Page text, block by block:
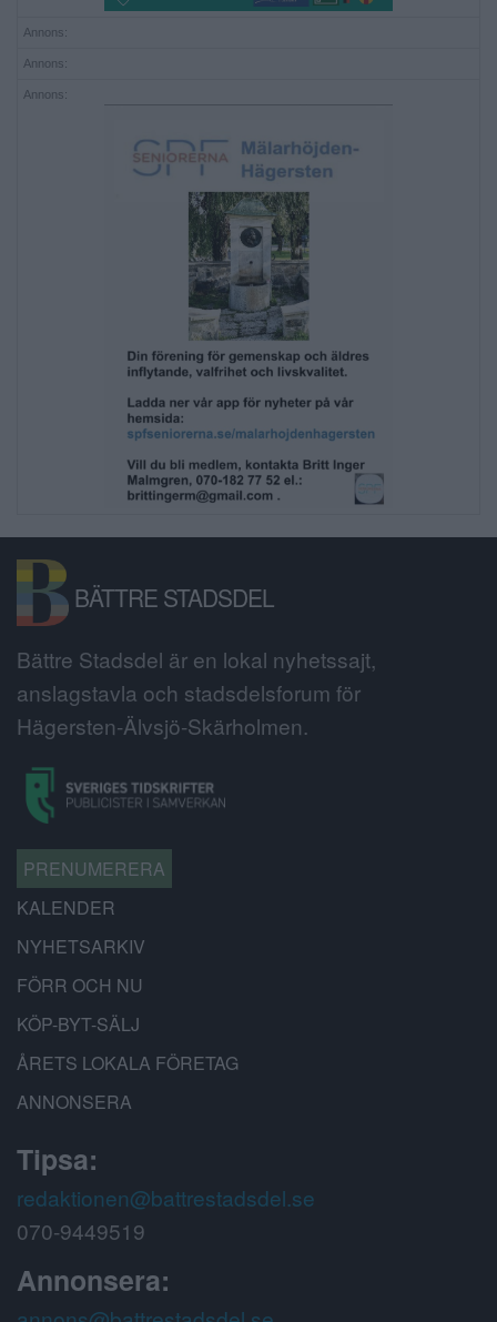
Annons:
Annons:
Annons:
BÄTTRE STADSDEL
Bättre Stadsdel är en lokal nyhetssajt,
anslagstavla och stadsdelsforum för
Hägersten-Älvsjö-Skärholmen.
PRENUMERERA
KALENDER
NYHETSARKIV
FÖRR OCH NU
KÖP-BYT-SÄLJ
ÅRETS LOKALA FÖRETAG
ANNONSERA
Tipsa:
redaktionen@battrestadsdel.se
070-9449519
Annonsera: